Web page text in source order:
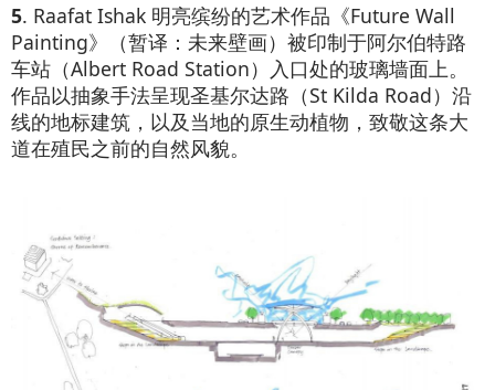
5. Raafat Ishak 明亮缤纷的艺术作品《Future Wall
Painting》（暂译：未来壁画）被印制于阿尔伯特路
车站（Albert Road Station）入口处的玻璃墙面上。
作品以抽象手法呈现圣基尔达路（St Kilda Road）沿
线的地标建筑，以及当地的原生动植物，致敬这条大
道在殖民之前的自然风貌。